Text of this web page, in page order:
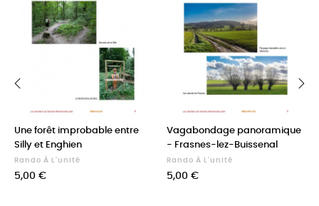
Une forêt improbable entre
Silly et Enghien
Rando À L'unité
Prix
5,00 €
Vagabondage panoramique
- Frasnes-lez-Buissenal
Rando À L'unité
Prix
5,00 €